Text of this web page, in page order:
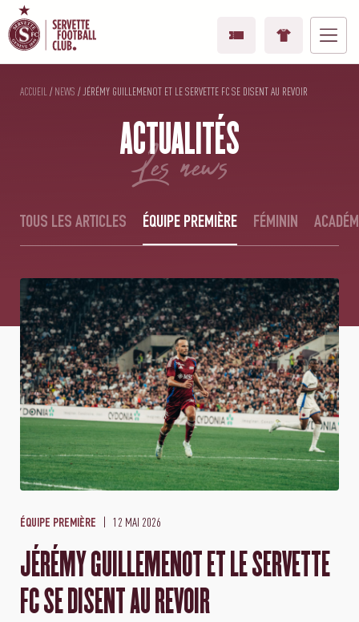
ACCUEIL /NEWS / JÉRÉMY GUILLEMENOT ET LE SERVETTE FC SE DISENT AU REVOIR
ACTUALITÉS
les news
TOUS LES ARTICLES ÉQUIPE PREMIÈRE FÉMININ
ÉQUIPE PREMIÈRE 12 MAI 2026
JÉRÉMY GUILLEMENOT ET LE SERVETTE
FC SE DISENT AU REVOIR